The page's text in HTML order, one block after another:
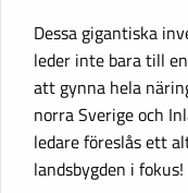
Dessa gigantiska
leder inte bara till
att gynna hela
norra Sverige och
ledare föreslås ett
landsbygden i fokus!